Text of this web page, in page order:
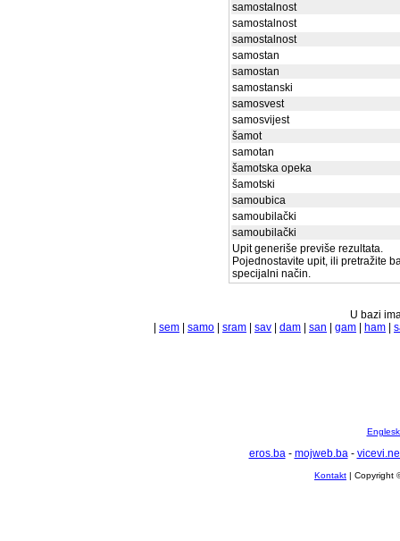
samostalnost
samostalnost
samostalnost
samostan
samostan
samostanski
samosvest
samosvijest
šamot
samotan
šamotska opeka
šamotski
samoubica
samoubilački
samoubilački
Upit generiše previše rezultata.
Pojednostavite upit, ili pretražite
specijalni način.
U bazi
sem samo sram sav dam san gam ham
eros.ba- mojweb.ba-
Kontakt | Copyright